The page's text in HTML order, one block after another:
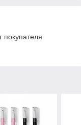
покупателя